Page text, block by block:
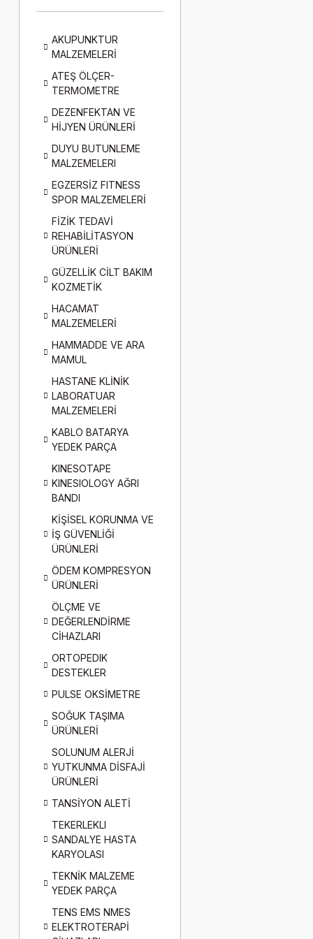
AKUPUNKTUR
MALZEMELERİ
ATEŞ ÖLÇER-
TERMOMETRE
DEZENFEKTAN VE
HİJYEN ÜRÜNLERİ
DUYU BUTUNLEME
MALZEMELERI
EGZERSİZ FITNESS
SPOR MALZEMELERİ
FİZİK TEDAVİ
REHABİLİTASYON
ÜRÜNLERİ
GÜZELLİK CİLT BAKIM
KOZMETİK
HACAMAT
MALZEMELERİ
HAMMADDE VE ARA
MAMUL
HASTANE KLİNİK
LABORATUAR
MALZEMELERİ
KABLO BATARYA
YEDEK PARÇA
KINESOTAPE
KINESIOLOGY AĞRI
BANDI
KİŞİSEL KORUNMA VE
İŞ GÜVENLİĞİ
ÜRÜNLERİ
ÖDEM KOMPRESYON
ÜRÜNLERİ
ÖLÇME VE
DEĞERLENDİRME
CİHAZLARI
ORTOPEDIK
DESTEKLER
PULSE OKSİMETRE
SOĞUK TAŞIMA
ÜRÜNLERİ
SOLUNUM ALERJİ
YUTKUNMA DİSFAJİ
ÜRÜNLERİ
TANSİYON ALETİ
TEKERLEKLI
SANDALYE HASTA
KARYOLASI
TEKNİK MALZEME
YEDEK PARÇA
TENS EMS NMES
ELEKTROTERAPİ